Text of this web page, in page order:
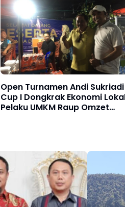
Open Turnamen Andi Sukriadi
Cup I Dongkrak Ekonomi
Pelaku UMKM Raup Omzet